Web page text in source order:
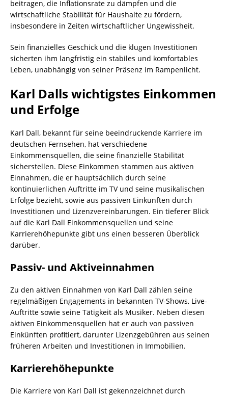
beitragen, die Inflationsrate zu dämpfen und die
wirtschaftliche Stabilität für Haushalte zu fördern,
insbesondere in Zeiten wirtschaftlicher Ungewissheit.
Sein finanzielles Geschick und die klugen Investitionen
sicherten ihm langfristig ein stabiles und komfortables
Leben, unabhängig von seiner Präsenz im Rampenlicht.
Karl Dalls wichtigstes Einkommen
und Erfolge
Karl Dall, bekannt für seine beeindruckende Karriere im
deutschen Fernsehen, hat verschiedene
Einkommensquellen, die seine finanzielle Stabilität
sicherstellen. Diese Einkommen stammen aus aktiven
Einnahmen, die er hauptsächlich durch seine
kontinuierlichen Auftritte im TV und seine musikalischen
Erfolge bezieht, sowie aus passiven Einkünften durch
Investitionen und Lizenzvereinbarungen. Ein tieferer Blick
auf die Karl Dall Einkommensquellen und seine
Karrierehöhepunkte gibt uns einen besseren Überblick
darüber.
Passiv- und Aktiveinnahmen
Zu den aktiven Einnahmen von Karl Dall zählen seine
regelmäßigen Engagements in bekannten TV-Shows, Live-
Auftritte sowie seine Tätigkeit als Musiker. Neben diesen
aktiven Einkommensquellen hat er auch von passiven
Einkünften profitiert, darunter Lizenzgebühren aus seinen
früheren Arbeiten und Investitionen in Immobilien.
Karrierehöhepunkte
Die Karriere von Karl Dall ist gekennzeichnet durch